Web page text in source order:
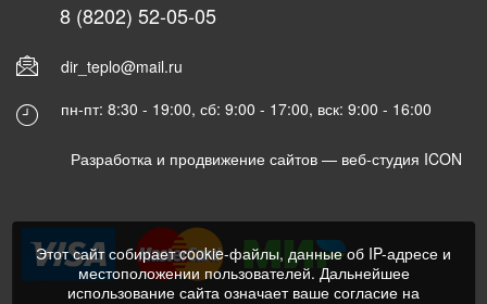
8 (8202) 52-05-05
dir_teplo@mail.ru
пн-пт: 8:30 - 19:00, сб: 9:00 - 17:00, вск: 9:00 - 16:00
Разработка и продвижение сайтов — веб-студия ICON
Этот сайт собирает cookie-файлы, данные об IP-адресе и
местоположении пользователей. Дальнейшее
использование сайта означает ваше согласие на